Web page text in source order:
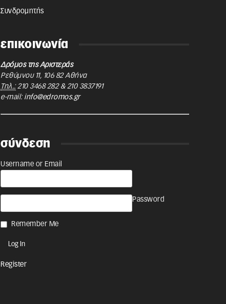
Συνδρομητής
επικοινωνία
Δρόμος της Αριστεράς
Ρεθύμνου 11, 106 82 Αθήνα
Τηλ.: 210 3468 282& 210 3837191
e-mail: info@edromos.gr
σύνδεση
Username or Email
Password
Remember Me
Register